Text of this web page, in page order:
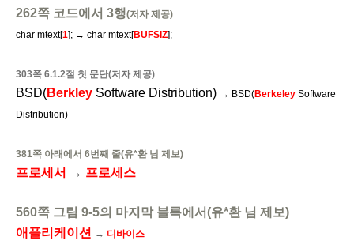
262쪽 코드에서 3행(저자 제공)
char mtext[1]; → char mtext[BUFSIZ];
303쪽 6.1.2절 첫 문단(저자 제공)
BSD(Berkley Software Distribution) → BSD(Berkeley Software
Distribution)
381쪽 아래에서 6번째 줄(유*환 님 제보)
프로세서 → 프로세스
560쪽 그림 9-5의 마지막 블록에서(유*환 님 제보)
애플리케이션
→ 디바이스